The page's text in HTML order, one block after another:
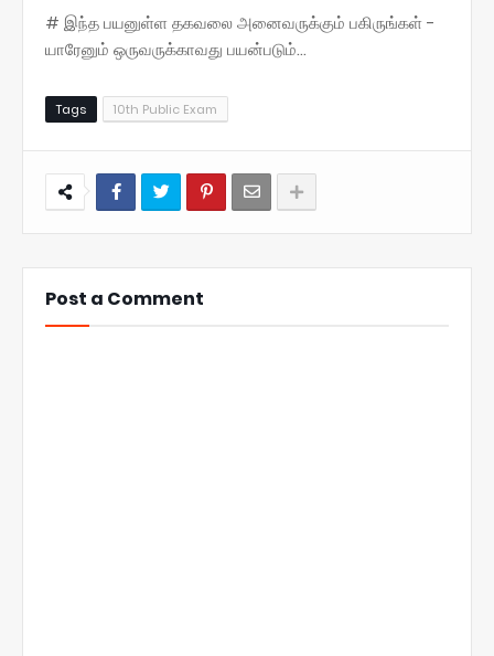
# இந்த பயனுள்ள தகவலை அனைவருக்கும் பகிருங்கள் -
யாரேனும் ஒருவருக்காவது பயன்படும்...
Tags 10th Public Exam
Post a Comment